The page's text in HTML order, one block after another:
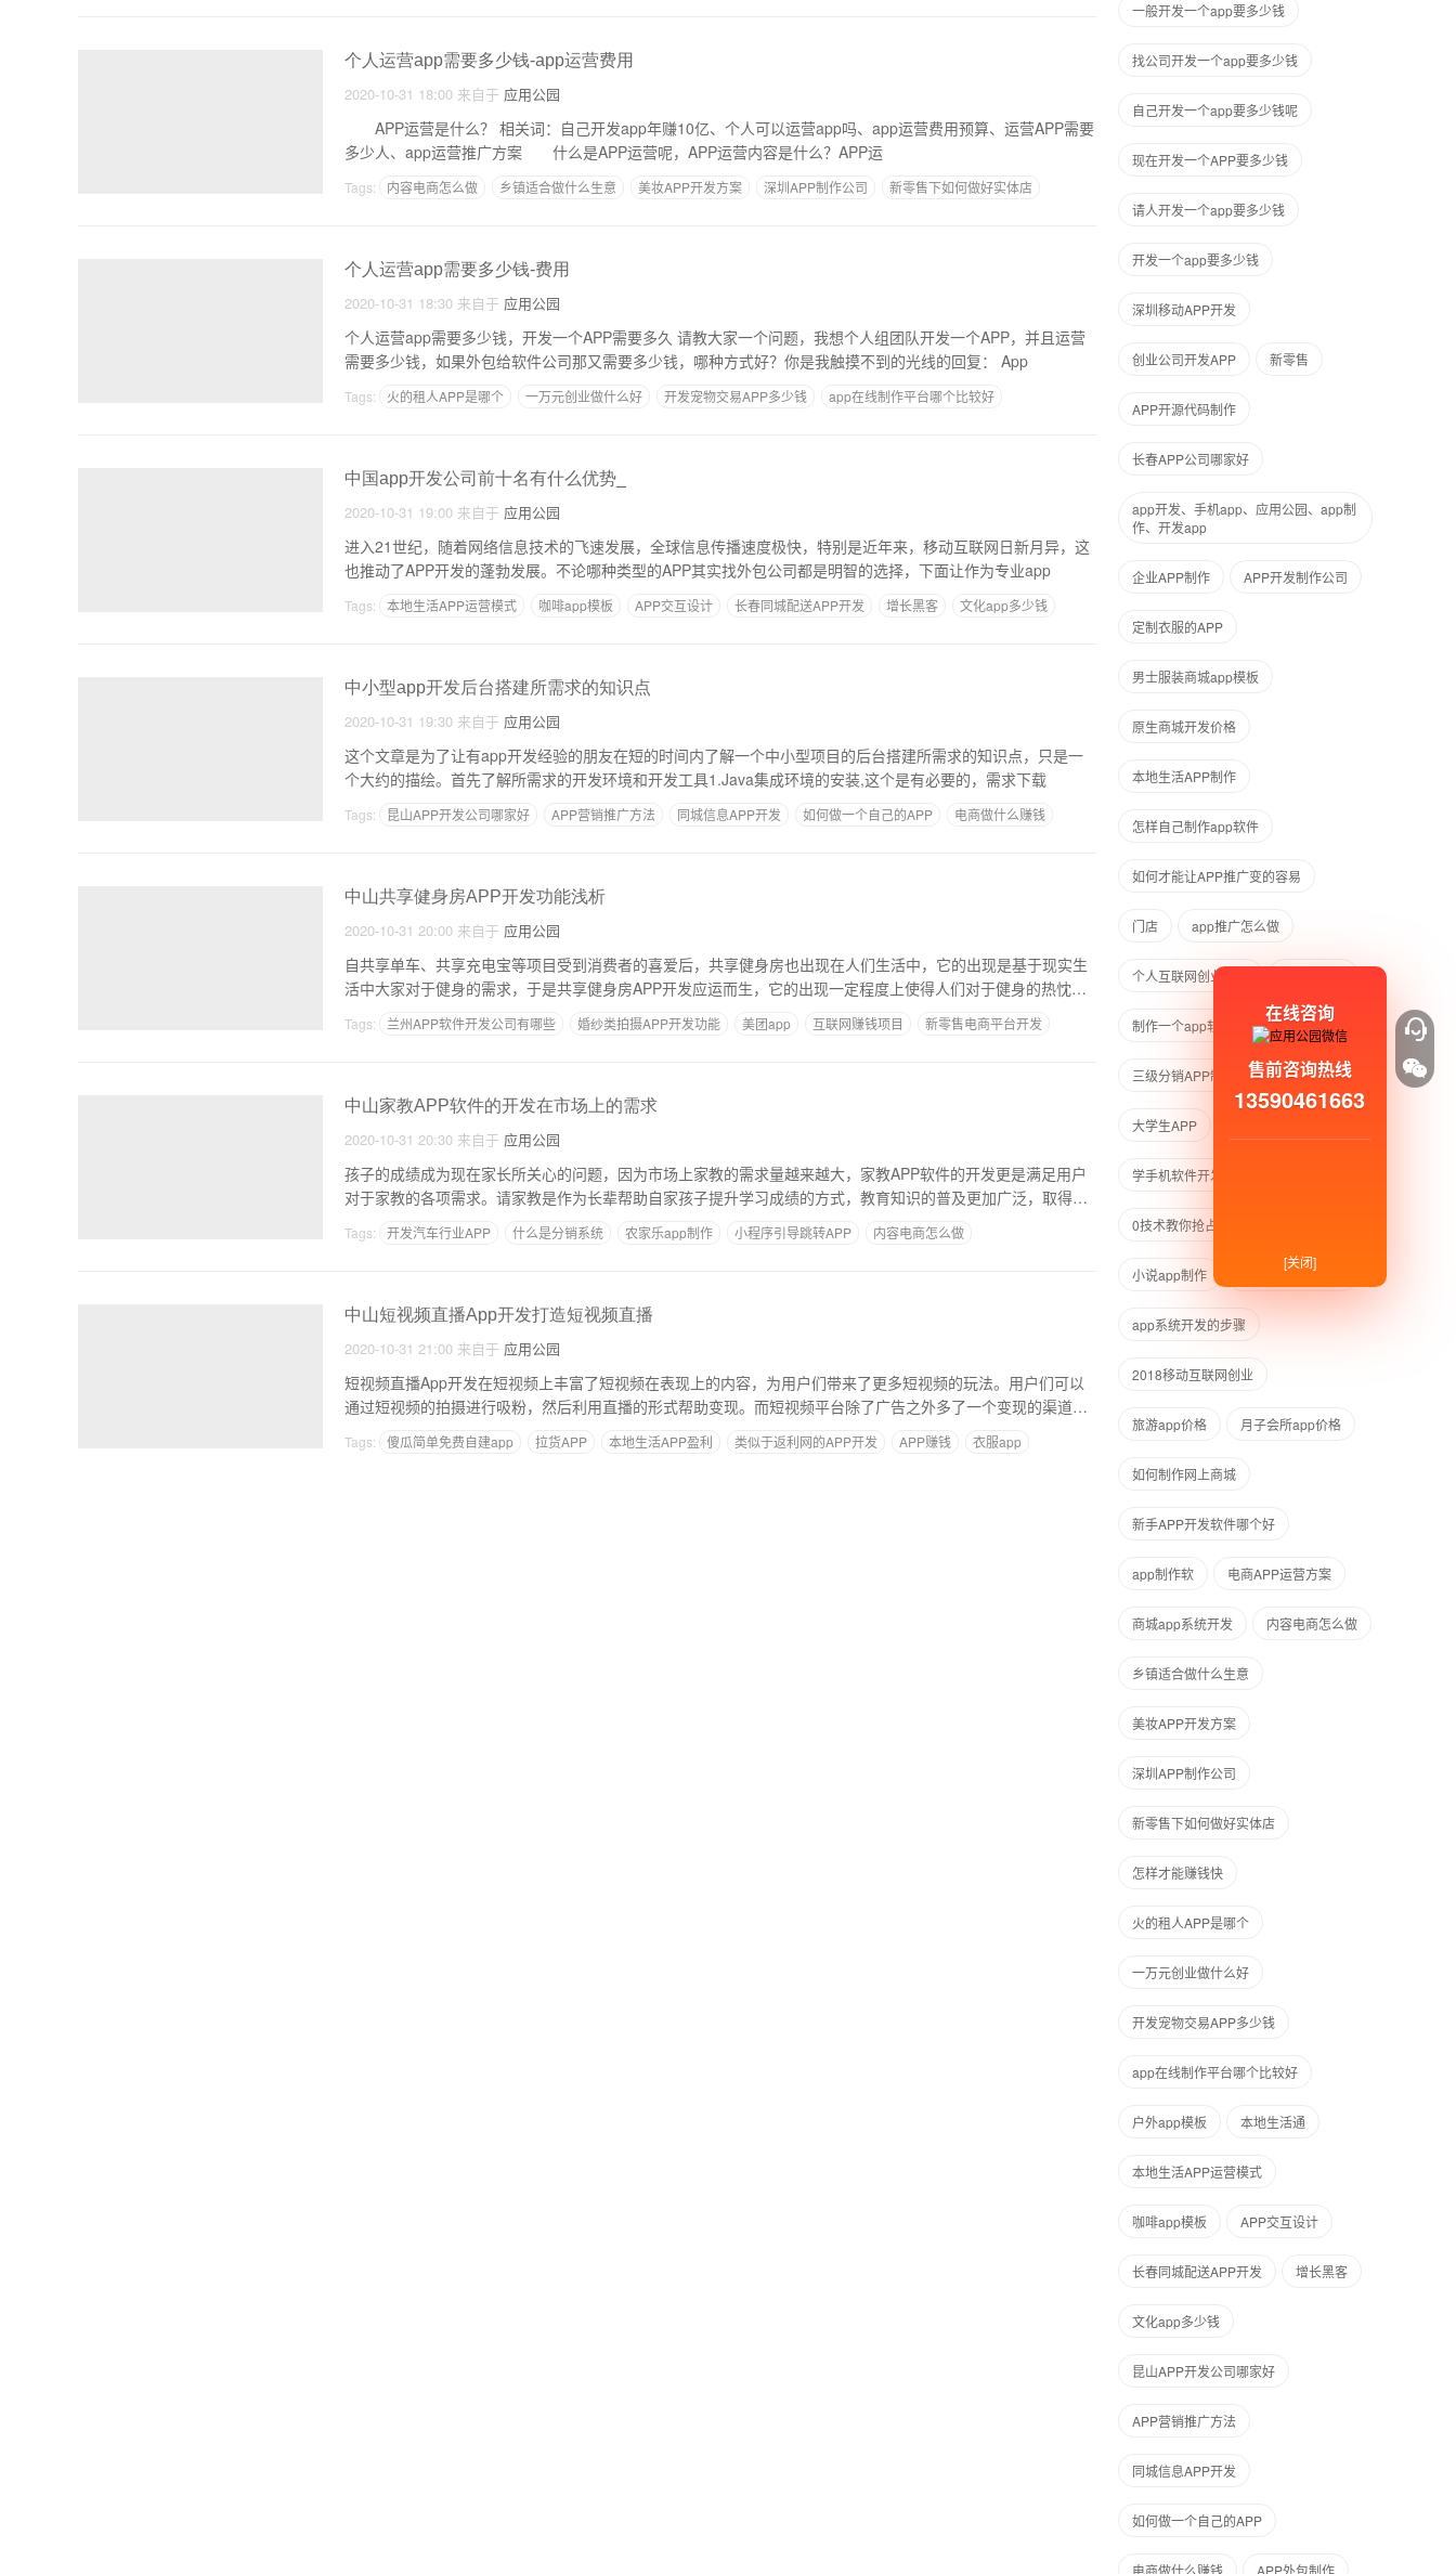
个人运营app需要多少钱-app运营费用
2020-10-31 18:00 来自于 应用公园
APP运营是什么？ 相关词：自己开发app年赚10亿、个人可以运营app吗、app运营费用预算、运营APP需要
多少人、app运营推广方案 什么是APP运营呢，APP运营内容是什么？APP运
Tags: 内容电商怎么做 乡镇适合做什么生意 美妆APP开发方案 深圳APP制作公司
新零售下如何做好实体店
个人运营app需要多少钱-费用
2020-10-31 18:30 来自于 应用公园
个人运营app需要多少钱，开发一个APP需要多久 请教大家一个问题，我想个人组团队开发一个APP，并且运营
需要多少钱，如果外包给软件公司那又需要多少钱，哪种方式好？你是我触摸不到的光线的回复： App
Tags: 火的租人APP是哪个 一万元创业做什么好 开发宠物交易APP多少钱
app在线制作平台哪个比较好
中国app开发公司前十名有什么优势_
2020-10-31 19:00 来自于 应用公园
进入21世纪，随着网络信息技术的飞速发展，全球信息传播速度极快，特别是近年来，移动互联网日新月异，这
也推动了APP开发的蓬勃发展。不论哪种类型的APP其实找外包公司都是明智的选择，下面让作为专业app
Tags: 本地生活APP运营模式 咖啡app模板 APP交互设计 长春同城配送APP开发 增长黑客 文化app多少钱
中小型app开发后台搭建所需求的知识点
2020-10-31 19:30 来自于 应用公园
这个文章是为了让有app开发经验的朋友在短的时间内了解一个中小型项目的后台搭建所需求的知识点，只是一
个大约的描绘。首先了解所需求的开发环境和开发工具1.Java集成环境的安装,这个是有必要的，需求下载
Tags: 昆山APP开发公司哪家好 APP营销推广方法 同城信息APP开发 如何做一个自己的APP
电商做什么赚钱
中山共享健身房APP开发功能浅析
2020-10-31 20:00 来自于 应用公园
自共享单车、共享充电宝等项目受到消费者的喜爱后，共享健身房也出现在人们生活中，它的出现是基于现实生
活中大家对于健身的需求，于是共享健身房APP开发应运而生，它的出现一定程度上使得人们对于健身的热忱有
Tags: 兰州APP软件开发公司有哪些 婚纱类拍摄APP开发功能 美团app 互联网赚钱项目
新零售电商平台开发
中山家教APP软件的开发在市场上的需求
2020-10-31 20:30 来自于 应用公园
孩子的成绩成为现在家长所关心的问题，因为市场上家教的需求量越来越大，家教APP软件的开发更是满足用户
对于家教的各项需求。请家教是作为长辈帮助自家孩子提升学习成绩的方式，教育知识的普及更加广泛，取得了
Tags: 开发汽车行业APP 什么是分销系统 农家乐app制作 小程序引导跳转APP
内容电商怎么做
中山短视频直播App开发打造短视频直播
2020-10-31 21:00 来自于 应用公园
短视频直播App开发在短视频上丰富了短视频在表现上的内容，为用户们带来了更多短视频的玩法。用户们可以
通过短视频的拍摄进行吸粉，然后利用直播的形式帮助变现。而短视频平台除了广告之外多了一个变现的渠道，
Tags: 傻瓜简单免费自建app 拉货APP 本地生活APP盈利 类似于返利网的APP开发 APP赚钱 衣服app
一般开发一个app要多少钱
找公司开发一个app要多少钱
自己开发一个app要多少钱呢
现在开发一个APP要多少钱
请人开发一个app要多少钱
开发一个app要多少钱
深圳移动APP开发
创业公司开发APP 新零售
APP开源代码制作
长春APP公司哪家好
app开发、手机app、应用公园、app制
作、开发app
企业APP制作 APP开发制作公司
定制衣服的APP
男士服装商城app模板
原生商城开发价格
本地生活APP制作
怎样自己制作app软件
如何才能让APP推广变的容易
门店 app推广怎么做
个人互联网创业项目
制作一个app软件需要多少钱
三级分销APP制作 美容APP
大学生APP
学手机软件开发
0技术教你抢占同城外卖配送市场
小说app制作 软件程序开发公司
app系统开发的步骤
2018移动互联网创业
旅游app价格 月子会所app价格
如何制作网上商城
新手APP开发软件哪个好
app制作软 电商APP运营方案
商城app系统开发 内容电商怎么做
乡镇适合做什么生意
美妆APP开发方案
深圳APP制作公司
新零售下如何做好实体店
怎样才能赚钱快
火的租人APP是哪个
一万元创业做什么好
开发宠物交易APP多少钱
app在线制作平台哪个比较好
户外app模板 本地生活通
本地生活APP运营模式
咖啡app模板 APP交互设计
长春同城配送APP开发 增长黑客
文化app多少钱
昆山APP开发公司哪家好
APP营销推广方法
同城信息APP开发
如何做一个自己的APP
电商做什么赚钱 APP外包制作
在线咨询
售前咨询热线
13590461663
[关闭]